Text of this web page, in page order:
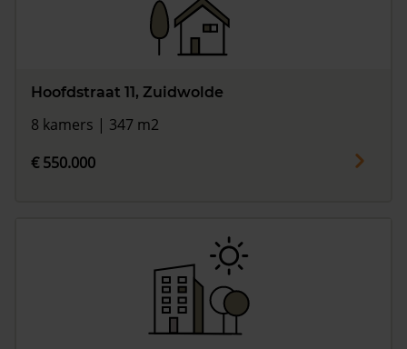
Hoofdstraat 11, Zuidwolde
8 kamers | 347 m2
€ 550.000